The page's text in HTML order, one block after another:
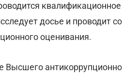
досье и проводит
оценивания.
Высшего